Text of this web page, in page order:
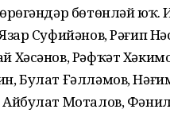
бөтөнләй юҡ.
Суфийәнов, Рәғип
Рәфҡәт
Булат Ғәлләмов,
Моталов,